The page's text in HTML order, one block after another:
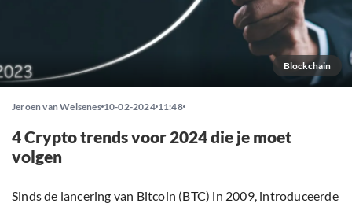
Blockchain
Jeroen van Welsenes 10-02-2024 11:48
4 Crypto trends voor 2024 die je moet
volgen
Sinds de lancering van Bitcoin (BTC) in 2009, introduceerde